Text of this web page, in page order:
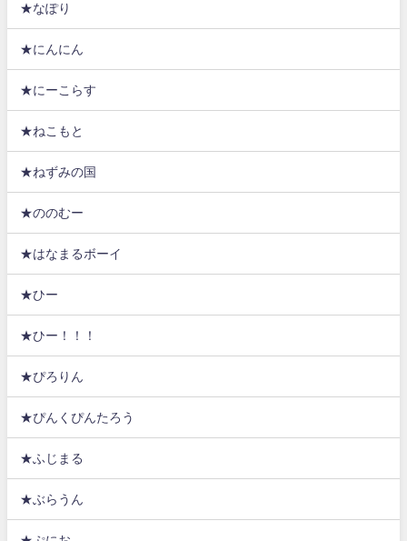
★なぽり
★にんにん
★にーこらす
★ねこもと
★ねずみの国
★ののむー
★はなまるボーイ
★ひー
★ひー！！！
★ぴろりん
★ぴんくぴんたろう
★ふじまる
★ぶらうん